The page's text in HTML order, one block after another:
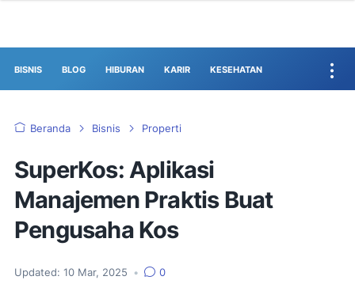
BISNIS BLOG HIBURAN KARIR KESEHATAN
Beranda Bisnis Properti
SuperKos: Aplikasi
Manajemen Praktis Buat
Pengusaha Kos
Updated: 10 Mar, 2025 • 0